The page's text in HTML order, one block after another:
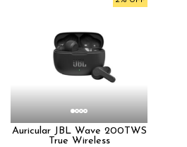
Auricular JBL Wave 200TWS
True Wireless